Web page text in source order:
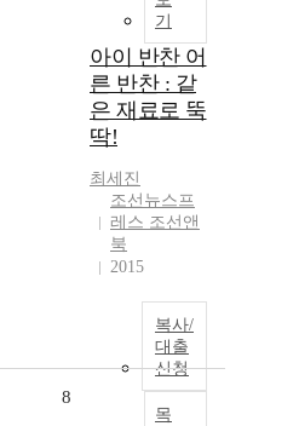
기
아이 반찬 어
른 반찬 : 같
은 재료로 뚝
딱!
최세진
조선뉴스프
레스 조선앤
북
2015
복사/
대출
신청
목
8